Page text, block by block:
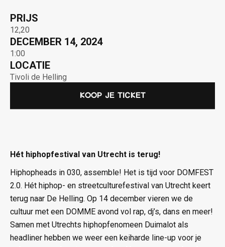
PRIJS
12,20
DECEMBER 14, 2024
1:00
LOCATIE
Tivoli de Helling
Koop je ticket
Hét hiphopfestival van Utrecht is terug!
Hiphopheads in 030, assemble! Het is tijd voor DOMFEST
2.0. Hét hiphop- en streetculturefestival van Utrecht keert
terug naar De Helling. Op 14 december vieren we de
cultuur met een DOMME avond vol rap, dj’s, dans en meer!
Samen met Utrechts hiphopfenomeen Duimalot als
headliner hebben we weer een keiharde line-up voor je